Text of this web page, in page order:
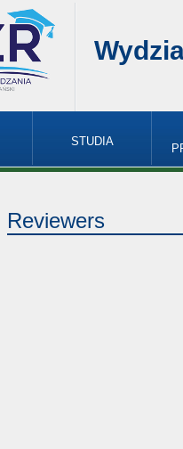
STUDIA
Reviewers